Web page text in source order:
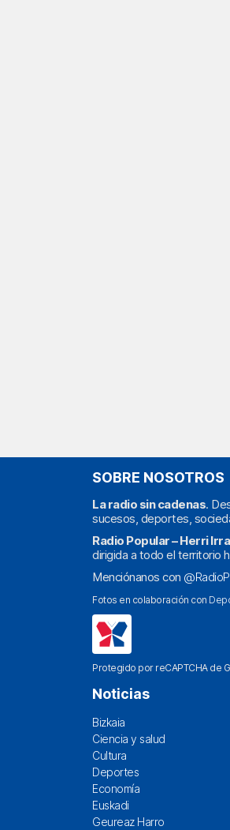
SOBRE NOSOTROS
La radio sin cadenas.
sucesos, deportes,
Radio Popular – Herri
dirigida a todo el territorio
Menciónanos con
Fotos en colaboración con
Protegido por reCAPTCHA de
Noticias
Bizkaia
Ciencia y salud
Cultura
Deportes
Economía
Euskadi
Geureaz Harro